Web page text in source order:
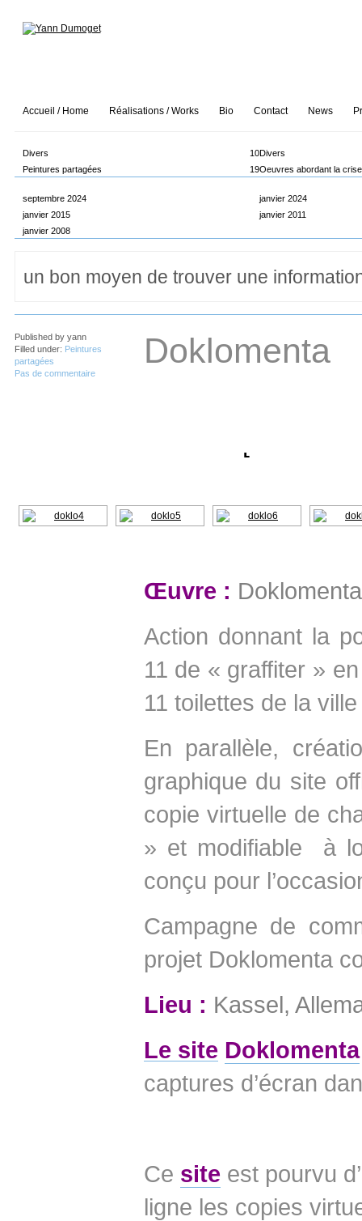
Accueil / Home Réalisations / Works Bio Contact News
Divers 10Divers
Peintures partagées
19Oeuvres abordant la
septembre 2024
janvier 2024
janvier 2015
janvier 2011
janvier 2008
Published byyann
Filled under: Peintures
partagées
Pas de commentaire
Doklomenta
Œuvre :
Action donnant la
11 de « graffiter »
11 toilettes de la
En parallèle,
graphique du site
copie virtuelle de
» et modifiable à
conçu pour
Campagne de
projet Doklomenta
Lieu : Kassel,
Le site Doklomenta
captures d’écran
Ce site est pourvu
ligne les copies